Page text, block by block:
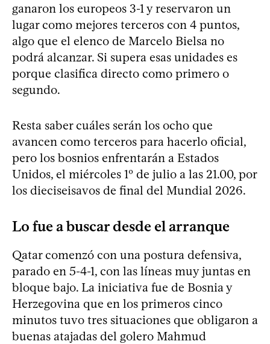
ganaron los europeos 3-1 y reservaron un
lugar como mejores terceros con 4 puntos,
algo que el elenco de Marcelo Bielsa no
podrá alcanzar. Si supera esas unidades es
porque clasifica directo como primero o
segundo.
Resta saber cuáles serán los ocho que
avancen como terceros para hacerlo oficial,
pero los bosnios enfrentarán a Estados
Unidos, el miércoles 1º de julio a las 21.00, por
los dieciseisavos de final del Mundial 2026.
Lo fue a buscar desde el arranque
Qatar comenzó con una postura defensiva,
parado en 5-4-1, con las líneas muy juntas en
bloque bajo. La iniciativa fue de Bosnia y
Herzegovina que en los primeros cinco
minutos tuvo tres situaciones que obligaron a
buenas atajadas del golero Mahmud